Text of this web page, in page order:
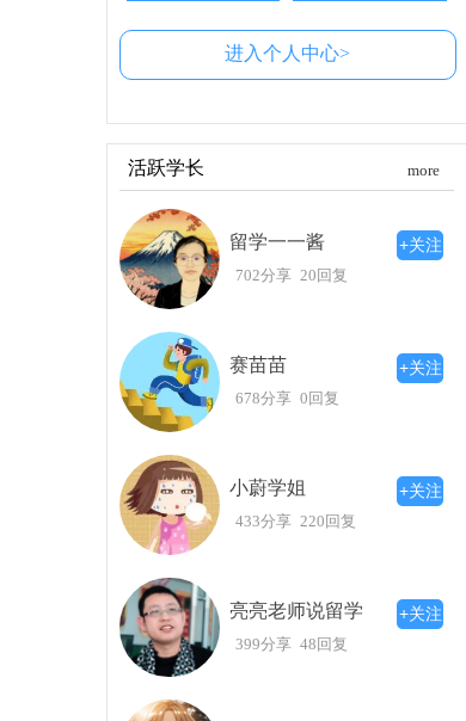
相比于其他国家，意大利的留学政
其是可以获得申根签证，这为你在留学
语言准备的便利
由于前期已经掌握了一定的意大利语
也能使你在日常生活中游刃有余。与当
总结
整体而言，意大利留学为艺术专业
灵活的留学政策，无疑都是非常吸引人
这里开始，踏上你的艺术探索之旅吧！
进入个人中心>
活跃学长 more
留学一一酱 +关注
702分享 20回复
赛苗苗 +关注
678分享 0回复
小蔚学姐 +关注
433分享 220回复
亮亮老师说留学 +关注
399分享 48回复